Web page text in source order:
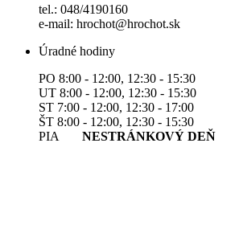
tel.: 048/4190160
e-mail: hrochot@hrochot.sk
Úradné hodiny
PO 8:00 - 12:00, 12:30 - 15:30
UT 8:00 - 12:00, 12:30 - 15:30
ST 7:00 - 12:00, 12:30 - 17:00
ŠT 8:00 - 12:00, 12:30 - 15:30
PIA NESTRÁNKOVÝ DEŇ